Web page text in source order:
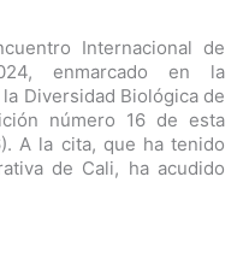
Internacional de
enmarcado en la
Diversidad Biológica de
número 16 de esta
A la cita, que ha tenido
de Cali, ha acudido